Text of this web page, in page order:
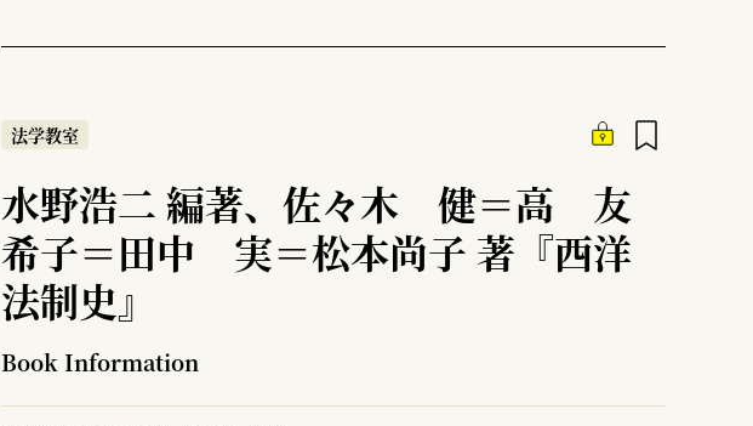
法学教室
水野浩二 編著、佐々木 健＝高 友
希子＝田中 実＝松本尚子 著『西洋
法制史』
Book Information